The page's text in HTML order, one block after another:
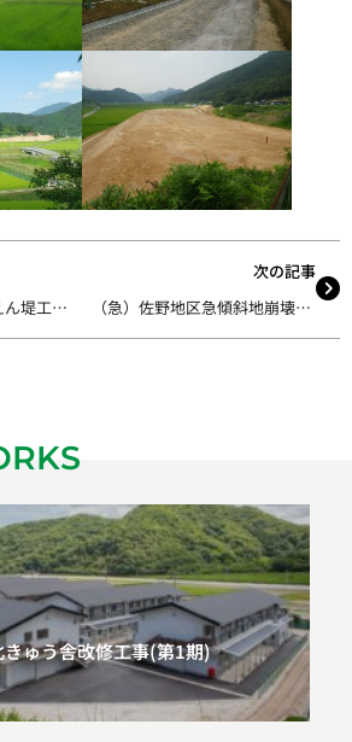
（砂）轟東谷川砂防えん堤工事（その２）
次の記事
（急）佐野地区急傾斜地崩壊対策工事
ゅう舎改修工事(第1期)